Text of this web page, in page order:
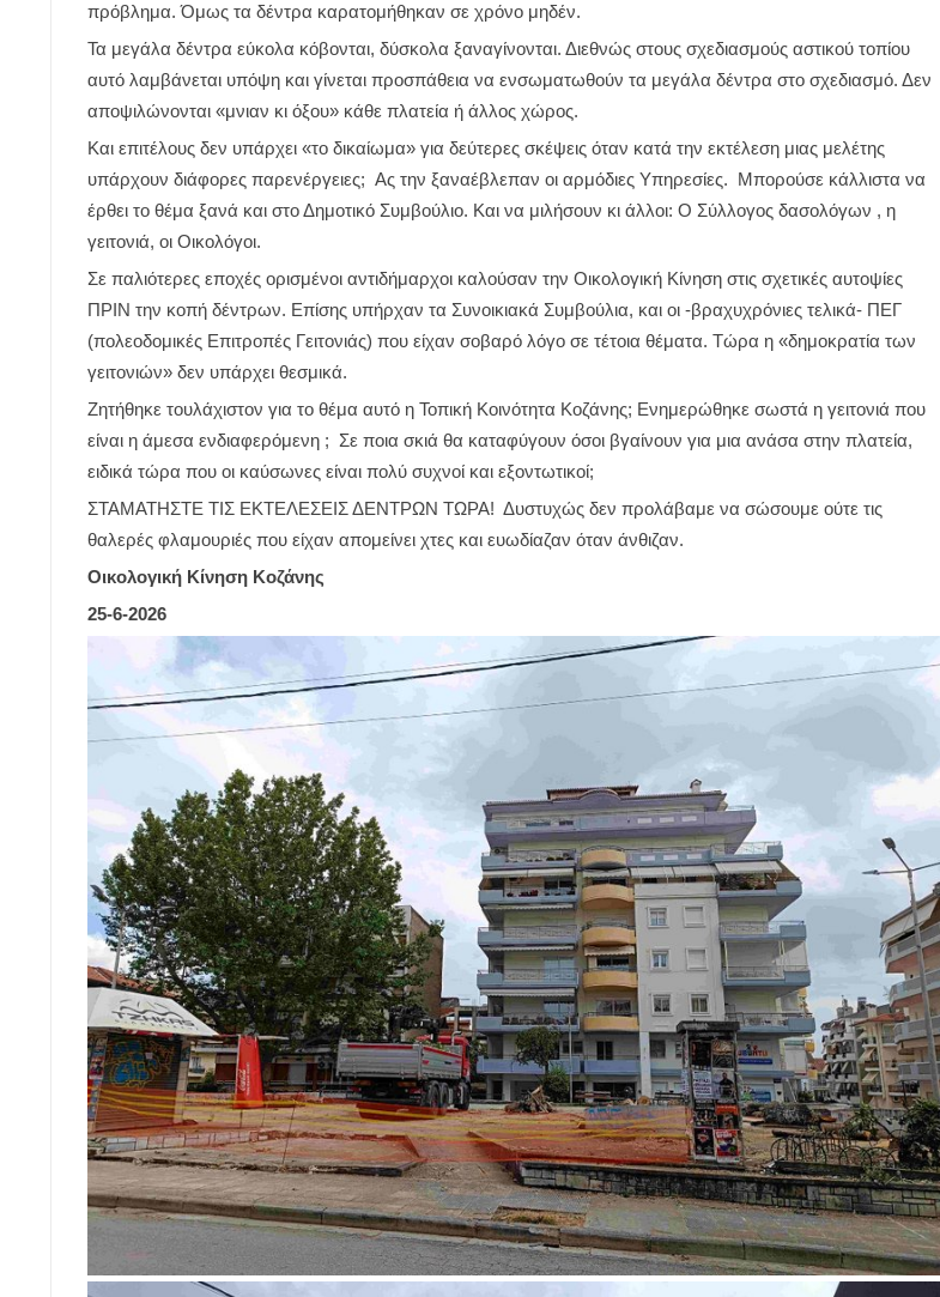
πρόβλημα. Όμως τα δέντρα καρατομήθηκαν σε χρόνο μηδέν.
Τα μεγάλα δέντρα εύκολα κόβονται, δύσκολα ξαναγίνονται. Διεθνώς στους σχεδιασμούς αστικού τοπίου
αυτό λαμβάνεται υπόψη και γίνεται προσπάθεια να ενσωματωθούν τα μεγάλα δέντρα στο σχεδιασμό. Δεν
αποψιλώνονται «μνιαν κι όξου» κάθε πλατεία ή άλλος χώρος.
Και επιτέλους δεν υπάρχει «το δικαίωμα» για δεύτερες σκέψεις όταν κατά την εκτέλεση μιας μελέτης
υπάρχουν διάφορες παρενέργειες; Ας την ξαναέβλεπαν οι αρμόδιες Υπηρεσίες. Μπορούσε κάλλιστα να
έρθει το θέμα ξανά και στο Δημοτικό Συμβούλιο. Και να μιλήσουν κι άλλοι: Ο Σύλλογος δασολόγων , η
γειτονιά, οι Οικολόγοι.
Σε παλιότερες εποχές ορισμένοι αντιδήμαρχοι καλούσαν την Οικολογική Κίνηση στις σχετικές αυτοψίες
ΠΡΙΝ την κοπή δέντρων. Επίσης υπήρχαν τα Συνοικιακά Συμβούλια, και οι -βραχυχρόνιες τελικά- ΠΕΓ
(πολεοδομικές Επιτροπές Γειτονιάς) που είχαν σοβαρό λόγο σε τέτοια θέματα. Τώρα η «δημοκρατία των
γειτονιών» δεν υπάρχει θεσμικά.
Ζητήθηκε τουλάχιστον για το θέμα αυτό η Τοπική Κοινότητα Κοζάνης; Ενημερώθηκε σωστά η γειτονιά που
είναι η άμεσα ενδιαφερόμενη ; Σε ποια σκιά θα καταφύγουν όσοι βγαίνουν για μια ανάσα στην πλατεία,
ειδικά τώρα που οι καύσωνες είναι πολύ συχνοί και εξοντωτικοί;
ΣΤΑΜΑΤΗΣΤΕ ΤΙΣ ΕΚΤΕΛΕΣΕΙΣ ΔΕΝΤΡΩΝ ΤΩΡΑ! Δυστυχώς δεν προλάβαμε να σώσουμε ούτε τις
θαλερές φλαμουριές που είχαν απομείνει χτες και ευωδίαζαν όταν άνθιζαν.
Οικολογική Κίνηση Κοζάνης
25-6-2026